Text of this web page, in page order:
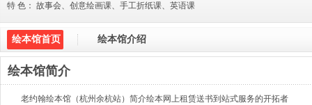
特 色： 故事会、创意绘画课、手工折纸课、英语课
绘本馆首页 绘本馆介绍
绘本馆简介
老约翰绘本馆（杭州余杭站）简介绘本网上租赁送书到站式服务的开拓者